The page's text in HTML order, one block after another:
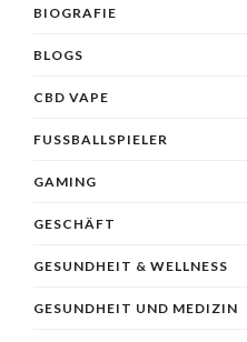
BIOGRAFIE
BLOGS
CBD VAPE
FUSSBALLSPIELER
GAMING
GESCHÄFT
GESUNDHEIT & WELLNESS
GESUNDHEIT UND MEDIZIN